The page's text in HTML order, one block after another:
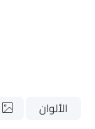
الألوان